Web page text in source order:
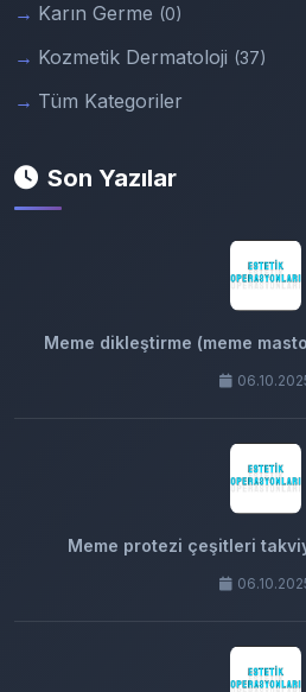
Karın Germe (0)
Kozmetik Dermatoloji (37)
Tüm Kategoriler
Son Yazılar
Meme dikleştirme (meme
Meme protezi çeşitleri